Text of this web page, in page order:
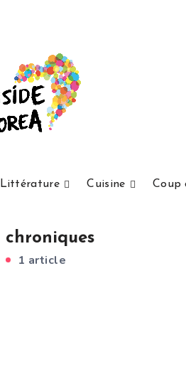
Littérature Cuisine Coup
chroniques
1 article